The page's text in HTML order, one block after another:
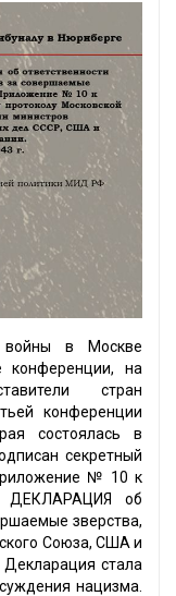
войны в Москве
конференции, на
стран
конференции
состоялась в
секретный
№ 10 к
ДЕКЛАРАЦИЯ об
зверства,
Союза, США и
стала
нацизма.